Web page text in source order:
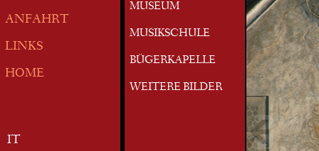
ANFAHRT
LINKS
HOME
IT
MUSEUM
MUSIKSCHULE
BÜGERKAPELLE
WEITERE BILDER